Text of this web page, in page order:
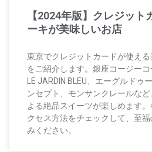
【2024年版】クレジッ
ーキが美味しいお店
東京でクレジットカードが使え
をご紹介します。銀座コージー
LE JARDIN BLEU、エーグルドゥ
ンセプト、モンサンクレールな
よる絶品スイーツが楽しめます
クセス方法をチェックして、至
みください。